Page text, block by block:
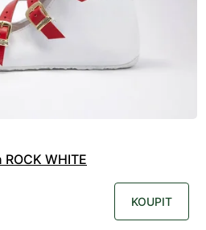
WHITE
KOUPIT